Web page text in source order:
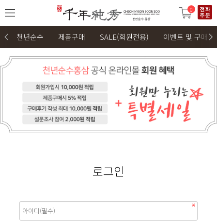
0
천년순수 제품구매 SALE(회원전용) 이벤트 및 구매후
로그인